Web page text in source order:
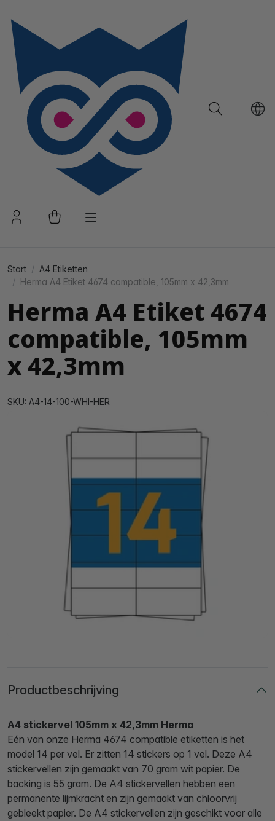
Start
A4 Etiketten
Herma A4 Etiket 4674 compatible, 105mm x 42,3mm
Herma A4 Etiket 4674
compatible, 105mm
x 42,3mm
SKU: A4-14-100-WHI-HER
Productbeschrijving
A4 stickervel 105mm x 42,3mm Herma
Eén van onze Herma 4674 compatible etiketten is het
model 14 per vel. Er zitten 14 stickers op 1 vel. Deze A4
stickervellen zijn gemaakt van 70 gram wit papier. De
backing is 55 gram. De A4 stickervellen hebben een
permanente lijmkracht en zijn gemaakt van chloorvrij
gebleekt papier. De A4 stickervellen zijn geschikt voor alle